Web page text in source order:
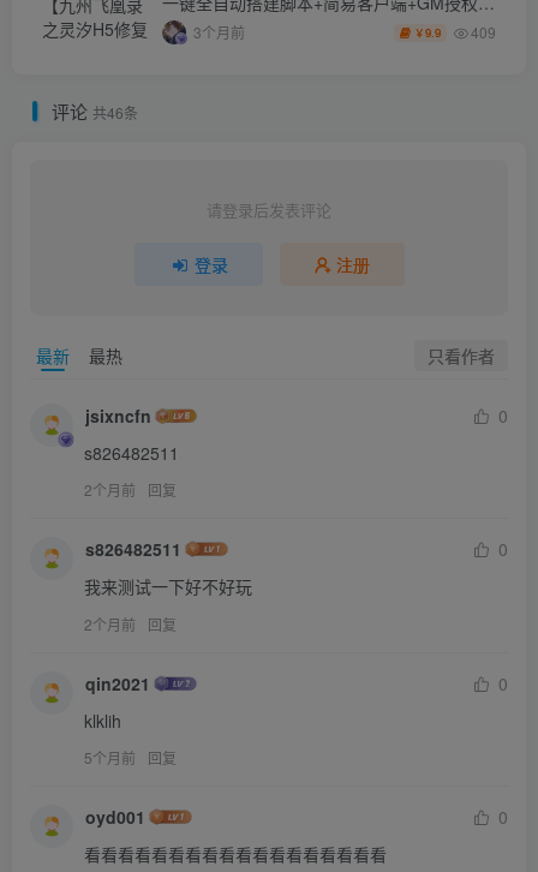
台
3个月前 ￥9.9 409
评论 共46条
请登录后发表评论
登录 注册
最新 最热 只看作者
jsixncfn
0
s826482511
2个月前 回复
s826482511
0
我来测试一下好不好玩
2个月前 回复
qin2021
0
klklih
5个月前 回复
oyd001
0
看看看看看看看看看看看看看看看看看看